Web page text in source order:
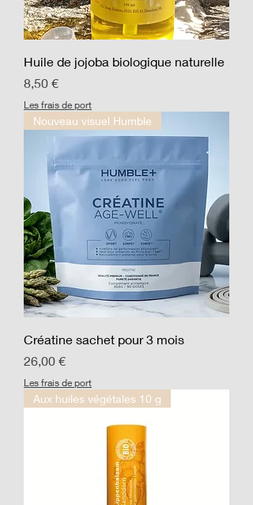
Huile de jojoba biologique naturelle
Prix
8,50 €
Les frais de port
Nouveau visuel Humble
Créatine sachet pour 3 mois
Prix
26,00 €
Les frais de port
Aux huiles végétales 10 g